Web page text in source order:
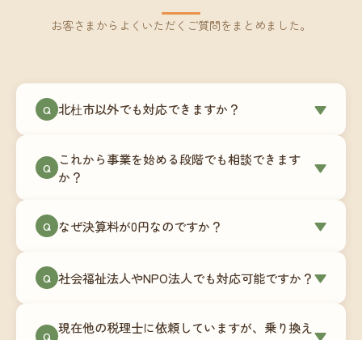
お客さまからよくいただくご質問をまとめました。
Q 北杜市以外でも対応できますか？ ▼
やチャットツールを使ったオンラインでのやり取
りが中心ですので、地域を問わずサポート可能で
業者さまにご利用いただいています。
Q
これから事業を始める段階でも相談できます
か？
▼
180,000円〜）をご用意しています。事業計画の段
談にも対応しています。
Q なぜ決算料が0円なのですか？ ▼
次で進めています。そのため、決算時に追加の作
リプション型の料金体系を実現しています。年間
Q 社会福祉法人やNPO法人でも対応可能ですか？▼
は営利法人とは会計基準や監査要件が異なるた
Q 現在他の税理士に依頼していますが、乗り換え ▼